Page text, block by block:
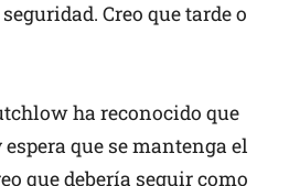
Creo que tarde o
ha reconocido que
que se mantenga el
que debería seguir como